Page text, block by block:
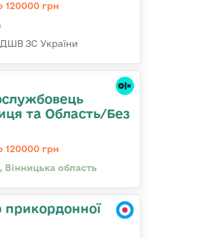
120000 грн
ЗС України
та Область/Без
120000 грн
Вінницька область
прикордонної